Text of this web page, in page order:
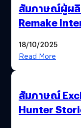
สัมภาษณ์ผู้ผลิ
Remake
18/10/2025
Read More
สัมภาษณ์
Hunter